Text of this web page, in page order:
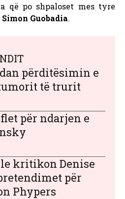
që po shpaloset mes tyre
Simon Guobadia.
përditësimin e
të trurit
për ndarjen e
kritikon Denise
për
Phypers